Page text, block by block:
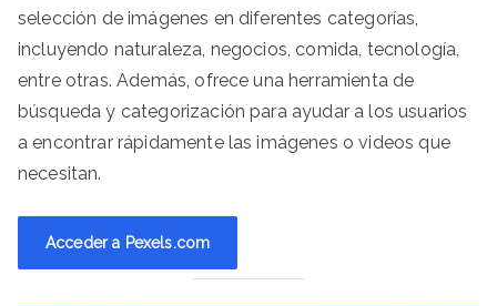
selección de imágenes en diferentes categorías,
incluyendo naturaleza, negocios, comida, tecnología,
entre otras. Además, ofrece una herramienta de
búsqueda y categorización para ayudar a los usuarios
a encontrar rápidamente las imágenes o videos que
necesitan.
Acceder a Pexels.com